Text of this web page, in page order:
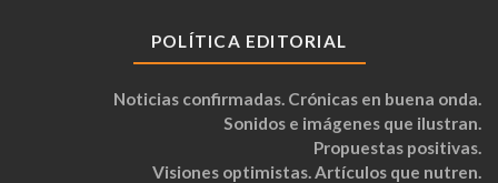
POLÍTICA EDITORIAL
Noticias confirmadas. Crónicas en buena onda.
Sonidos e imágenes que ilustran.
Propuestas positivas.
Visiones optimistas. Artículos que nutren.